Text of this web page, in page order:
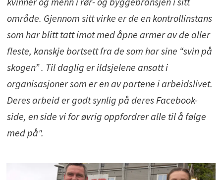
område. Gjennom sitt virke er de en kontrollinstans
som har blitt tatt imot med åpne armer av de aller
fleste, kanskje bortsett fra de som har sine “svin på
skogen” . Til daglig er ildsjelene ansatt i
organisasjoner som er en av partene i arbeidslivet.
Deres arbeid er godt synlig på deres Facebook-
side, en side vi for øvrig oppfordrer alle til å følge
med på".